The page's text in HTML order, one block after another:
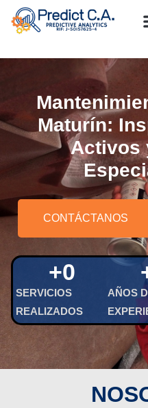
Maturín:
Activos
CONTÁCTANOS
SERVICIOS
REALIZADOS
+0
AÑOS